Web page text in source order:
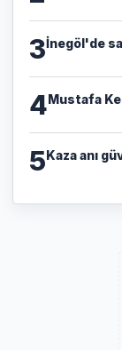
3İnegöl'de
4Mustafa
5Kaza anı